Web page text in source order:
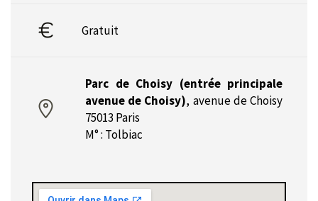
Gratuit
Parc de Choisy (entrée principale
avenue de Choisy), avenue de Choisy
75013 Paris
M° : Tolbiac